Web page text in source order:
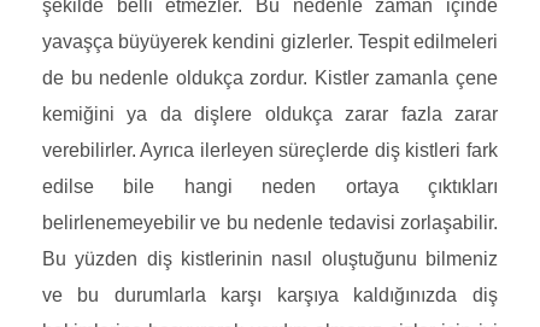
şekilde belli etmezler. Bu nedenle zaman içinde
yavaşça büyüyerek kendini gizlerler. Tespit edilmeleri
de bu nedenle oldukça zordur. Kistler zamanla çene
kemiğini ya da dişlere oldukça zarar fazla zarar
verebilirler. Ayrıca ilerleyen süreçlerde diş kistleri fark
edilse bile hangi neden ortaya çıktıkları
belirlenemeyebilir ve bu nedenle tedavisi zorlaşabilir.
Bu yüzden diş kistlerinin nasıl oluştuğunu bilmeniz
ve bu durumlarla karşı karşıya kaldığınızda diş